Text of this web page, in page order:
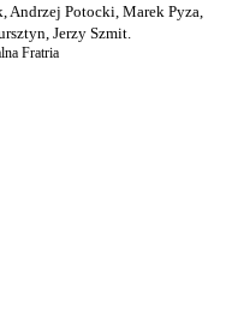
Andrzej Potocki, Marek Pyza,
Jerzy Szmit.
Fratria